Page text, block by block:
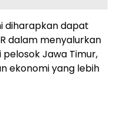
diharapkan dapat
dalam menyalurkan
Jawa Timur,
ekonomi yang lebih